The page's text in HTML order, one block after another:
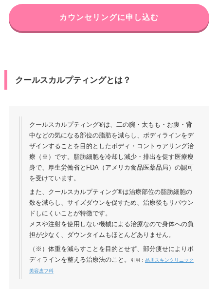
カウンセリングに申し込む
クールスカルプティングとは？
クールスカルプティング®は、二の腕・太もも・お腹・背
中などの気になる部位の脂肪を減らし、ボディラインをデ
ザインすることを目的としたボディ・コントゥアリング治
療（※）です。脂肪細胞を冷却し減少・排出を促す医療痩
身で、厚生労働省とFDA（アメリカ食品医薬品局）の認可
を受けています。
また、クールスカルプティング®は治療部位の脂肪細胞の
数を減らし、サイズダウンを促すため、治療後もリバウン
ドしにくいことが特徴です。
メスや注射を使用しない機械による治療なので身体への負
担が少なく、ダウンタイムもほとんどありません。
（※）体重を減らすことを目的とせず、部分痩せによりボ
ディラインを整える治療法のこと。
引用： 品川スキンクリニック
美容皮フ科